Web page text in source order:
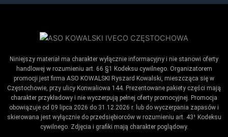
Niniejszy materiał ma charakter wyłącznie informacyjny i nie stanowi oferty
handlowej w rozumieniu art. 66 §1 Kodeksu cywilnego. Organizatorem
promocji jest firma ASO KOWALSKI Ryszard Kowalski, mieszcząca się w
Częstochowie, przy ulicy Konwaliowa 144. Prezentowane pakiety części mają
charakter przykładowy i nie wyczerpują pełnej oferty promocyjnej. Promocja
obowiązuje od 09 lipca 2026 do 31.12.2026 r. lub do wyczerpania zapasów i
skierowana jest wyłącznie do przedsiębiorców w rozumieniu art. 43¹ Kodeksu
cywilnego. Zdjęcia i grafiki mają charakter poglądowy.